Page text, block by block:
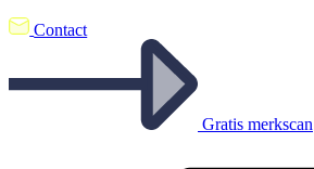
Contact
Gratis merkscan